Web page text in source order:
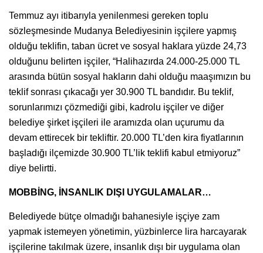
Temmuz ayı itibarıyla yenilenmesi gereken toplu
sözleşmesinde Mudanya Belediyesinin işçilere yapmış
olduğu teklifin, taban ücret ve sosyal haklara yüzde 24,73
olduğunu belirten işçiler, “Halihazırda 24.000-25.000 TL
arasında bütün sosyal hakların dahi olduğu maaşımızın bu
teklif sonrası çıkacağı yer 30.900 TL bandıdır. Bu teklif,
sorunlarımızı çözmediği gibi, kadrolu işçiler ve diğer
belediye şirket işçileri ile aramızda olan uçurumu da
devam ettirecek bir tekliftir. 20.000 TL’den kira fiyatlarının
başladığı ilçemizde 30.900 TL’lik teklifi kabul etmiyoruz”
diye belirtti.
MOBBİNG, İNSANLIK DIŞI UYGULAMALAR…
Belediyede bütçe olmadığı bahanesiyle işçiye zam
yapmak istemeyen yönetimin, yüzbinlerce lira harcayarak
işçilerine takılmak üzere, insanlık dışı bir uygulama olan